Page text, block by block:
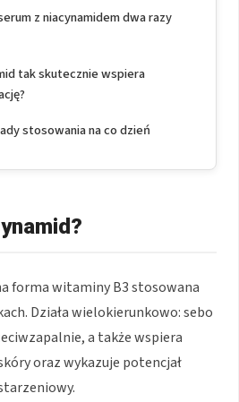
z niacynamidem dwa razy
tak skutecznie wspiera
stosowania na co dzień
forma witaminy B3 stosowana
Działa wielokierunkowo: sebo
a także wspiera
oraz wykazuje potencjał